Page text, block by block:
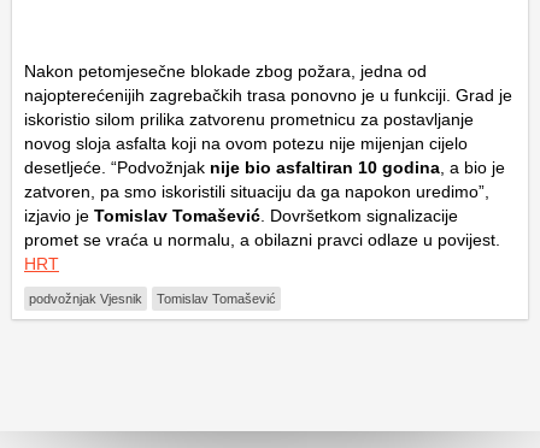
Nakon petomjesečne blokade zbog požara, jedna od
najopterećenijih zagrebačkih trasa ponovno je u funkciji. Grad je
iskoristio silom prilika zatvorenu prometnicu za postavljanje
novog sloja asfalta koji na ovom potezu nije mijenjan cijelo
desetljeće. “Podvožnjak nije bio asfaltiran 10 godina, a bio je
zatvoren, pa smo iskoristili situaciju da ga napokon uredimo”,
izjavio je Tomislav Tomašević. Dovršetkom signalizacije
promet se vraća u normalu, a obilazni pravci odlaze u povijest.
HRT
podvožnjak Vjesnik Tomislav Tomašević